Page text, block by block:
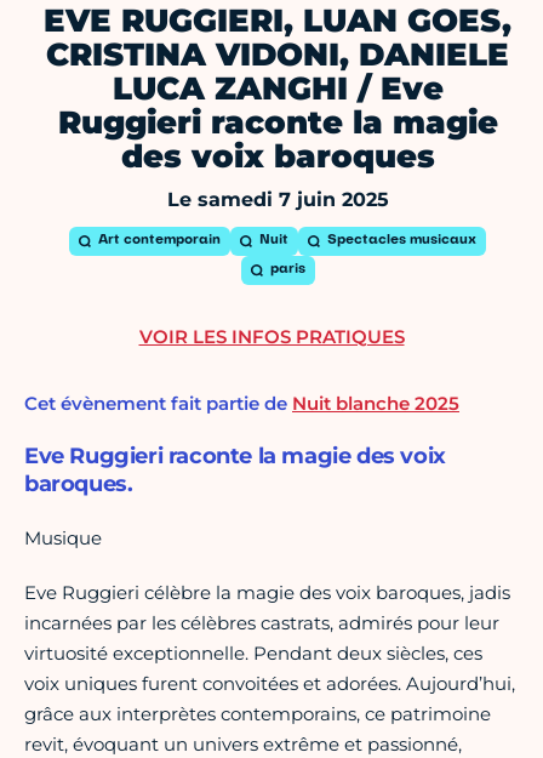
EVE RUGGIERI, LUAN GOES,
CRISTINA VIDONI, DANIELE
LUCA ZANGHI / Eve
Ruggieri raconte la magie
des voix baroques
Le samedi 7 juin 2025
Art contemporain Nuit Spectacles musicaux
paris
Cet évènement fait partie de Nuit blanche 2025
Eve Ruggieri raconte la magie des voix
baroques.
Musique
Eve Ruggieri célèbre la magie des voix baroques, jadis
incarnées par les célèbres castrats, admirés pour leur
virtuosité exceptionnelle. Pendant deux siècles, ces
voix uniques furent convoitées et adorées. Aujourd’hui,
grâce aux interprètes contemporains, ce patrimoine
revit, évoquant un univers extrême et passionné,
VOIR LES INFOS PRATIQUES